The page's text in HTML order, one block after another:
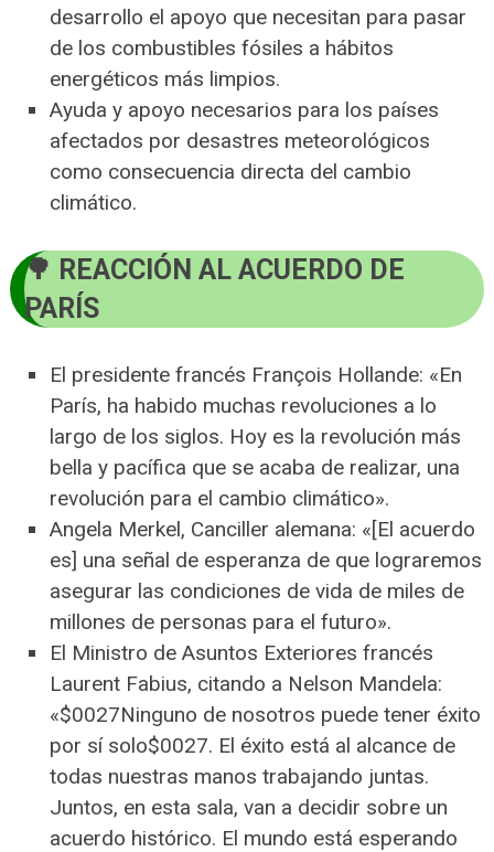
desarrollo el apoyo que necesitan para pasar
de los combustibles fósiles a hábitos
energéticos más limpios.
Ayuda y apoyo necesarios para los países
afectados por desastres meteorológicos
como consecuencia directa del cambio
climático.
REACCIÓN AL ACUERDO DE
PARÍS
El presidente francés François Hollande: «En
París, ha habido muchas revoluciones a lo
largo de los siglos. Hoy es la revolución más
bella y pacífica que se acaba de realizar, una
revolución para el cambio climático».
Angela Merkel, Canciller alemana: «[El acuerdo
es] una señal de esperanza de que lograremos
asegurar las condiciones de vida de miles de
millones de personas para el futuro».
El Ministro de Asuntos Exteriores francés
Laurent Fabius, citando a Nelson Mandela:
«$0027Ninguno de nosotros puede tener éxito
por sí solo$0027. El éxito está al alcance de
todas nuestras manos trabajando juntas.
Juntos, en esta sala, van a decidir sobre un
acuerdo histórico. El mundo está esperando